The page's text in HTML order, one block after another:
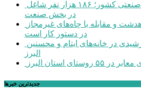
در بخش صنعت
در دستور کار است
البرز
استان البرز
جديدترين خبرها